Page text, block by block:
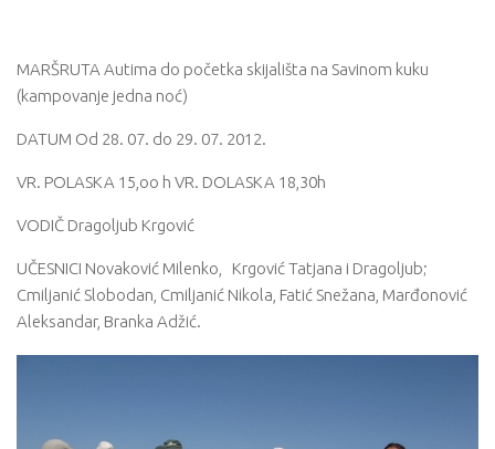
MARŠRUTA Autima do početka skijališta na Savinom kuku
(kampovanje jedna noć)
DATUM Od 28. 07. do 29. 07. 2012.
VR. POLASKA 15,oo h VR. DOLASKA 18,30h
VODIČ Dragoljub Krgović
UČESNICI Novaković Milenko, Krgović Tatjana i Dragoljub;
Cmiljanić Slobodan, Cmiljanić Nikola, Fatić Snežana, Marđonović
Aleksandar, Branka Adžić.